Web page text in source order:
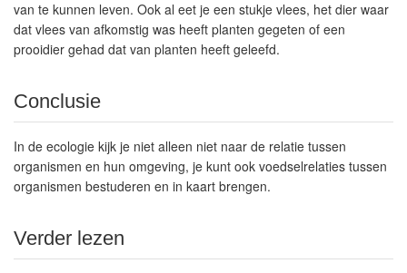
van te kunnen leven. Ook al eet je een stukje vlees, het dier waar
dat vlees van afkomstig was heeft planten gegeten of een
prooidier gehad dat van planten heeft geleefd.
Conclusie
In de ecologie kijk je niet alleen niet naar de relatie tussen
organismen en hun omgeving, je kunt ook voedselrelaties tussen
organismen bestuderen en in kaart brengen.
Verder lezen